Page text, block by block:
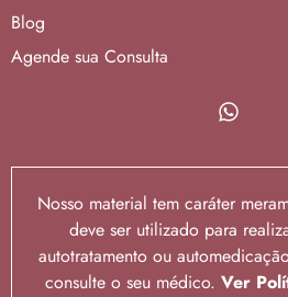
Blog
Agende sua Consulta
Nosso material tem caráter
deve ser utilizado para
autotratamento ou
consulte o seu médico. Ver